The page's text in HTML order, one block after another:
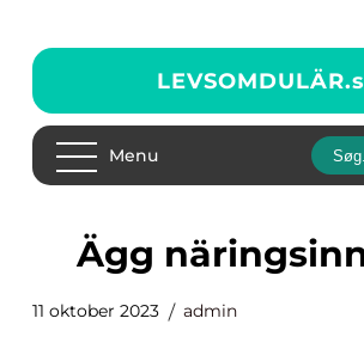
LEVSOMDULÄR.
Menu
ägg
11 oktober 2023 admin